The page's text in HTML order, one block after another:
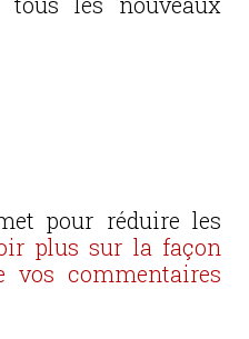
pour réduire les
plus sur la façon
vos commentaires